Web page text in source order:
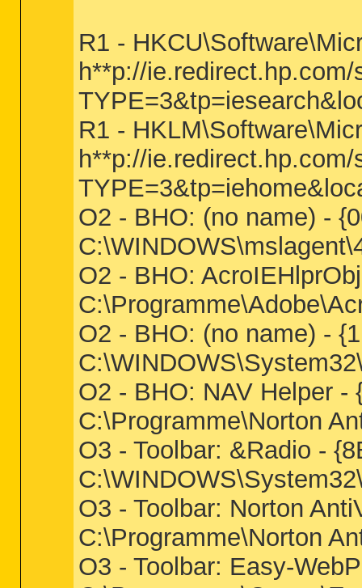
R1 -
h**p://ie.redirect.hp.com/
R1 -
h**p://ie.redirect.hp.com/
O2 - BHO: (no name) -
O2 - BHO:
O2 - BHO: (no name) -
O2 - BHO: NAV Helper -
C:\Programme\Norton
O3 - Toolbar: &Radio -
O3 - Toolbar: Norton
C:\Programme\Norton
O3 - Toolbar: Easy-